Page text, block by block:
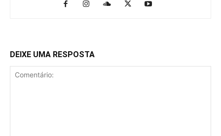
DEIXE UMA RESPOSTA